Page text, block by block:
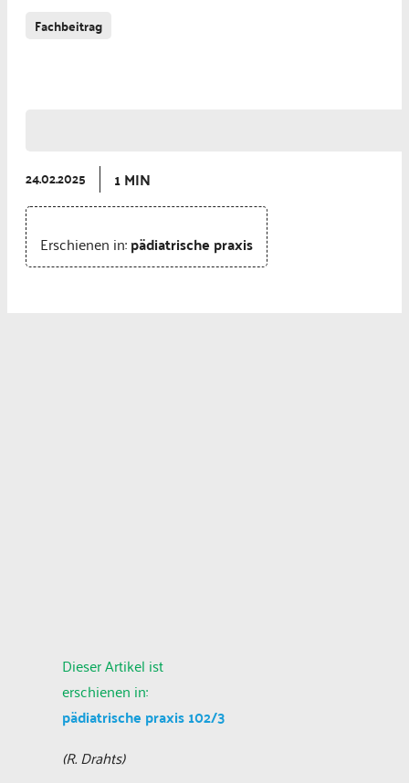
Fachbeitrag
24.02.2025 1 MIN
Erschienen in:pädiatrische praxis
Dieser Artikel ist
erschienen in:
pädiatrische praxis 102/3
(R. Drahts)